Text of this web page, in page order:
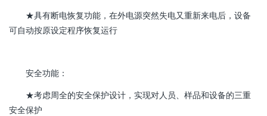
★具有断电恢复功能，在外电源突然失电又重新来电后，设备
可自动按原设定程序恢复运行
安全功能：
★考虑周全的安全保护设计，实现对人员、样品和设备的三重
安全保护